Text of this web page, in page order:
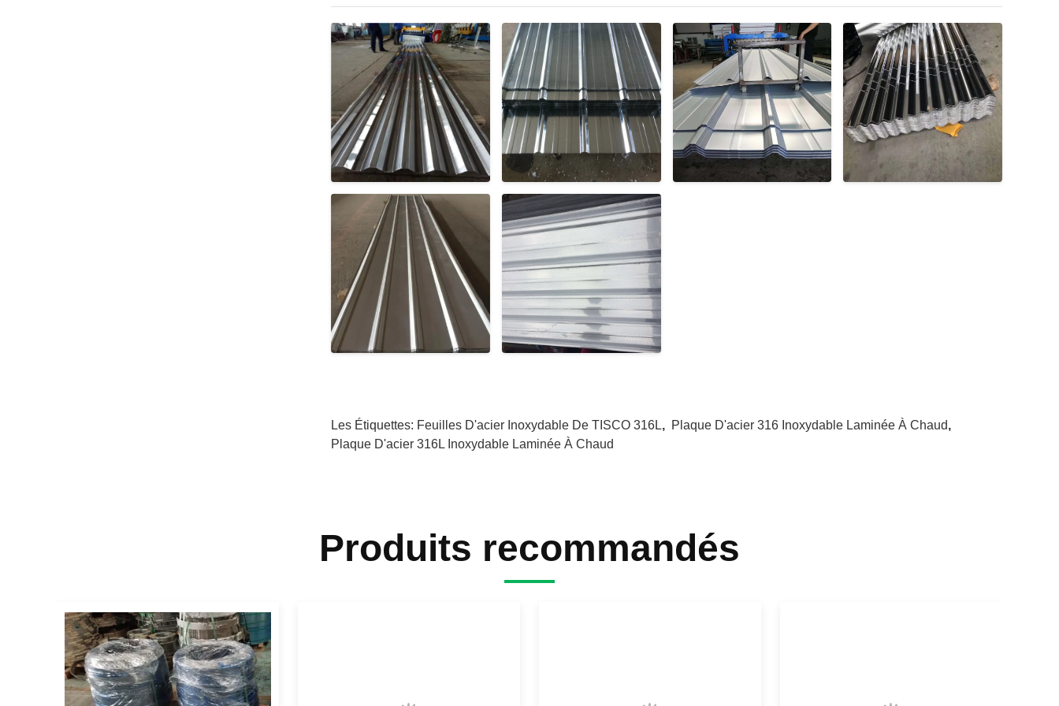
Les Étiquettes: Feuilles D'acier Inoxydable De TISCO 316L, Plaque D'acier 316 Inoxydable Laminée À Chaud,
Plaque D'acier 316L Inoxydable Laminée À Chaud
Produits recommandés